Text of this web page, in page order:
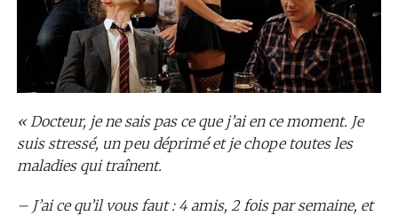
« Docteur, je ne sais pas ce que j’ai en ce moment. Je
suis stressé, un peu déprimé et je chope toutes les
maladies qui traînent.
– J’ai ce qu’il vous faut : 4 amis, 2 fois par semaine, et